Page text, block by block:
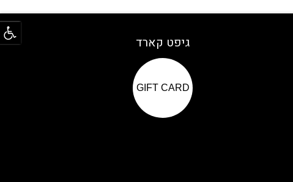
גיפט קארד
GIFT CARD